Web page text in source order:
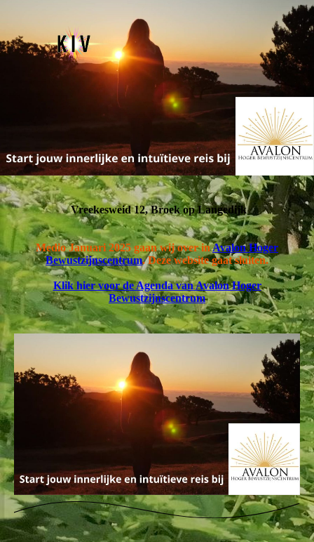
Vreekesweid 12, Broek op Langedijk
Medio Januari 2025 gaan wij over inAvalon Hoger
Bewustzijnscentrum. Deze website gaat sluiten.
Klik hier voor de Agenda van Avalon Hoger
Bewustzijnscentrum